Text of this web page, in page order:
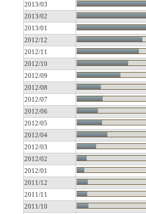
2013/03
2013/02
2013/01
2012/12
2012/11
2012/10
2012/09
2012/08
2012/07
2012/06
2012/05
2012/04
2012/03
2012/02
2012/01
2011/12
2011/11
2011/10